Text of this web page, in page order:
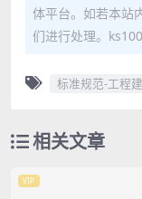
体平台。如若本站
们进行处理。
标准规范-工程
相关文章
VIP